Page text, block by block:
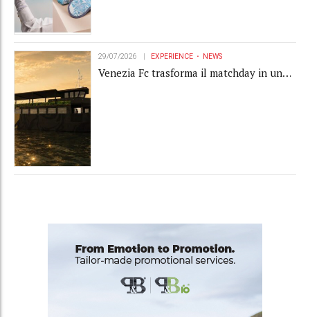
29/07/2026 EXPERIENCE NEWS
Venezia Fc trasforma il matchday in una